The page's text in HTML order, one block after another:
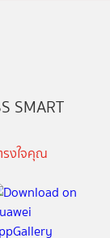
SMART
รงใจคุณ